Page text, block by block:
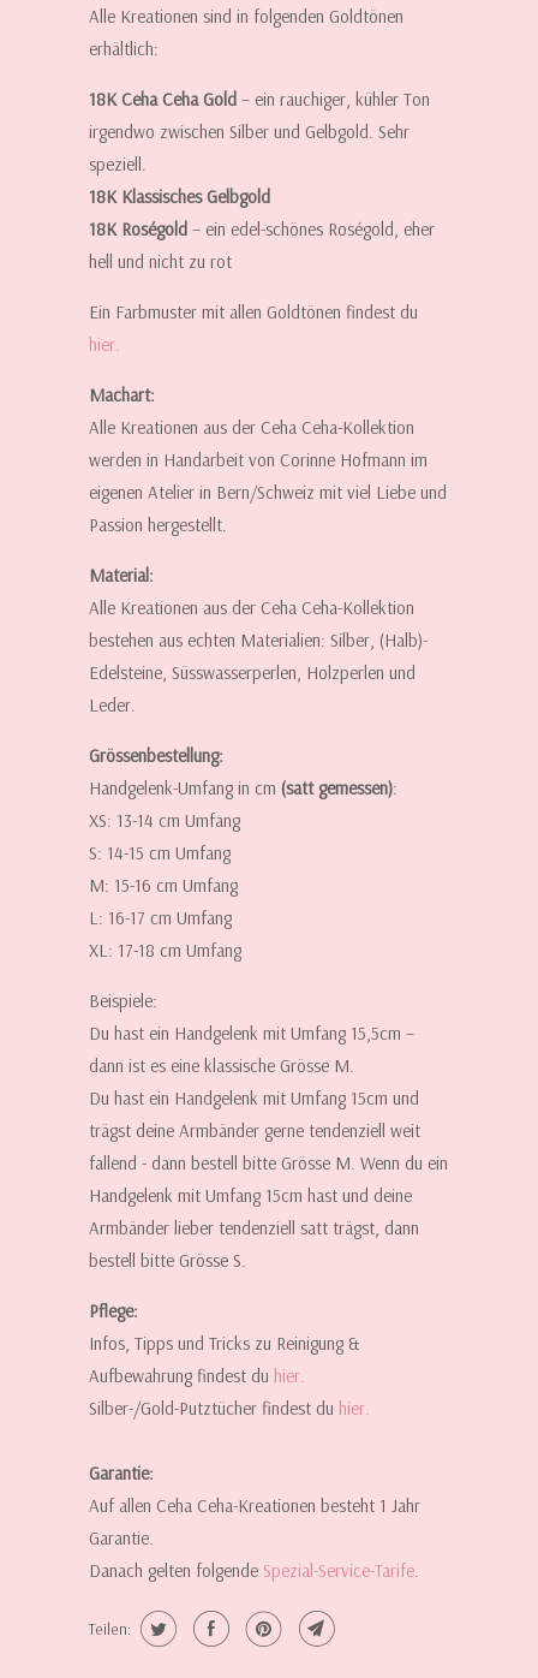
Alle Kreationen sind in folgenden Goldtönen
erhältlich:
18K Ceha Ceha Gold – ein rauchiger, kühler Ton
irgendwo zwischen Silber und Gelbgold. Sehr
speziell.
18K Klassisches Gelbgold
18K Roségold – ein edel-schönes Roségold, eher
hell und nicht zu rot
Ein Farbmuster mit allen Goldtönen findest du
hier.
Machart:
Alle Kreationen aus der Ceha Ceha-Kollektion
werden in Handarbeit von Corinne Hofmann im
eigenen Atelier in Bern/Schweiz mit viel Liebe und
Passion hergestellt.
Material:
Alle Kreationen aus der Ceha Ceha-Kollektion
bestehen aus echten Materialien: Silber, (Halb)-
Edelsteine, Süsswasserperlen, Holzperlen und
Leder.
Grössenbestellung:
Handgelenk-Umfang in cm (satt gemessen):
XS: 13-14 cm Umfang
S: 14-15 cm Umfang
M: 15-16 cm Umfang
L: 16-17 cm Umfang
XL: 17-18 cm Umfang
Beispiele:
Du hast ein Handgelenk mit Umfang 15,5cm –
dann ist es eine klassische Grösse M.
Du hast ein Handgelenk mit Umfang 15cm und
trägst deine Armbänder gerne tendenziell weit
fallend - dann bestell bitte Grösse M. Wenn du ein
Handgelenk mit Umfang 15cm hast und deine
Armbänder lieber tendenziell satt trägst, dann
bestell bitte Grösse S.
Pflege:
Infos, Tipps und Tricks zu Reinigung &
Aufbewahrung findest du hier.
Silber-/Gold-Putztücher findest du hier.
Garantie:
Auf allen Ceha Ceha-Kreationen besteht 1 Jahr
Garantie.
Danach gelten folgende Spezial-Service-Tarife.
Teilen: